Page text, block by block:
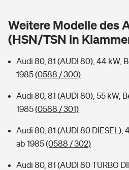
Hochwasser-Check: Wie gefährdet
Wer versichert was: Jetzt
Sie haben Fragen?
Private Cyberversicherung
Musikinstrumentenversicherung
Zur Übersicht
Tools
Kinderunfall-Check: Mehr
Sie haben Fragen?
Rentenrechner: Wie viel Geld
Weitere Modelle des
(HSN/TSN in
Audi 80, 81 (AUDI 80), 44 kW,
1985(0588 / 300)
Audi 80, 81 (AUDI 80), 55 kW,
1985(0588 / 301)
Audi 80, 81 (AUDI 80 DIESEL),
ab 1985(0588 / 302)
Audi 80, 81 (AUDI 80 TURBO